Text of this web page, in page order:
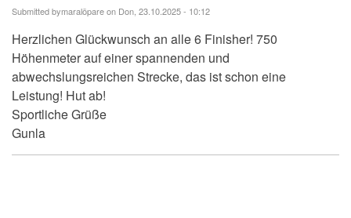
Submitted bymaralöpareon Don, 23.10.2025 - 10:12
Herzlichen Glückwunsch an alle 6 Finisher! 750
Höhenmeter auf einer spannenden und
abwechslungsreichen Strecke, das ist schon eine
Leistung! Hut ab!
Sportliche Grüße
Gunla